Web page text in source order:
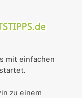
mit einfachen
zu einem